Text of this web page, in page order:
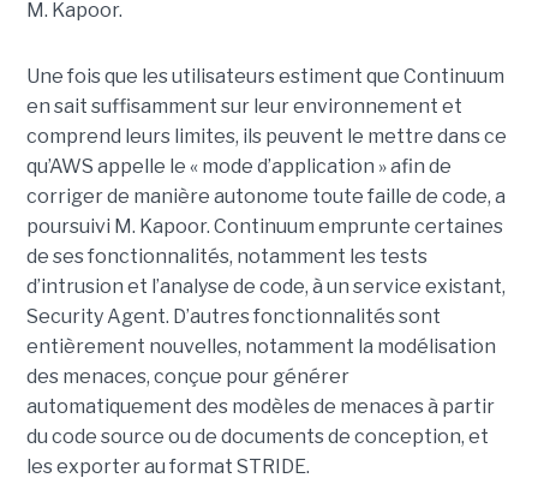
M. Kapoor.
Une fois que les utilisateurs estiment que Continuum
en sait suffisamment sur leur environnement et
comprend leurs limites, ils peuvent le mettre dans ce
qu’AWS appelle le « mode d’application » afin de
corriger de manière autonome toute faille de code, a
poursuivi M. Kapoor. Continuum emprunte certaines
de ses fonctionnalités, notamment les tests
d’intrusion et l’analyse de code, à un service existant,
Security Agent. D’autres fonctionnalités sont
entièrement nouvelles, notamment la modélisation
des menaces, conçue pour générer
automatiquement des modèles de menaces à partir
du code source ou de documents de conception, et
les exporter au format STRIDE.